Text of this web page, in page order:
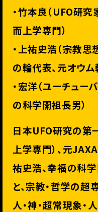
・竹本良（UFO研
而上学専門）
・上祐史浩（宗教思
の輪代表、 元オウム
・宏洋（ユーチュー
の科学開祖長男）
日本UFO研究の第
上学専門）、 元
祐史浩、幸福の科学
と、宗教・哲学の超
人・神・超常現象・